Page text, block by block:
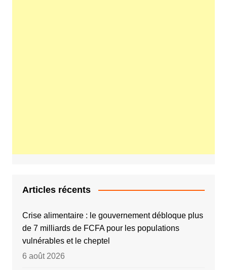
Articles récents
Crise alimentaire : le gouvernement débloque plus
de 7 milliards de FCFA pour les populations
vulnérables et le cheptel
6 août 2026